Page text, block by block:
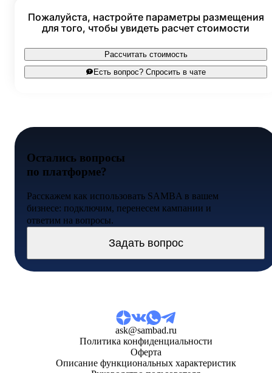
Пожалуйста, настройте параметры размещения
для того, чтобы увидеть расчет стоимости
Рассчитать стоимость
Есть вопрос? Спросить в чате
Остались вопросы
по платформе?
Расскажем как использовать SAMBA в вашем
бизнесе: подключим, перенесем кампании и
ответим на вопросы.
Задать вопрос
ask@sambad.ru
Политика конфиденциальности
Оферта
Описание функциональных характеристик